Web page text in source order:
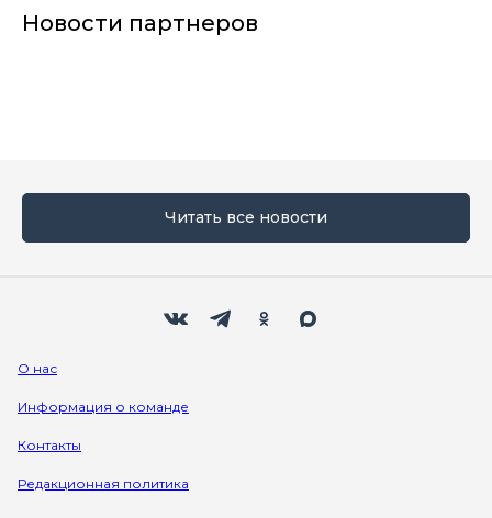
Новости партнеров
Читать все новости
О нас
Информация о команде
Контакты
Редакционная политика